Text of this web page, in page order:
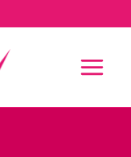
MENU